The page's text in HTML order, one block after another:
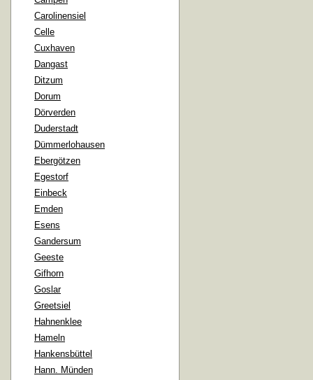
Carolinensiel
Celle
Cuxhaven
Dangast
Ditzum
Dorum
Dörverden
Duderstadt
Dümmerlohausen
Ebergötzen
Egestorf
Einbeck
Emden
Esens
Gandersum
Geeste
Gifhorn
Goslar
Greetsiel
Hahnenklee
Hameln
Hankensbüttel
Hann. Münden